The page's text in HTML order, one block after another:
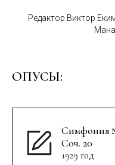
Редактор Виктор
ОПУСЫ:
Симфония
Соч. 20
1929 год